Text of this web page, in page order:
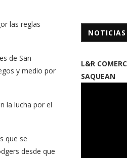
las reglas
de San
y medio por
la lucha por el
que se
desde que
L&R
SAQUEAN